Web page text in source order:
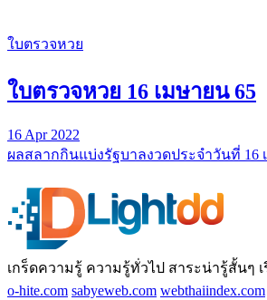
ใบตรวจหวย
ใบตรวจหวย 16 เมษายน 65
16 Apr 2022
ผลสลากกินแบ่งรัฐบาลงวดประจำวันที่ 16
เกร็ดความรู้ ความรู้ทั่วไป สาระน่ารู้สั้นๆ
o-hite.com sabyeweb.com webthaiindex.com